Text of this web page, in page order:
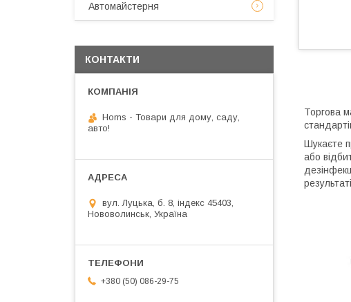
Торгова
Шукаєте
або
Автомайстерня
КОНТАКТИ
Homs - Товари для дому, саду,
авто!
вул. Луцька, б. 8, індекс 45403,
Нововолинськ, Україна
+380 (50) 086-29-75